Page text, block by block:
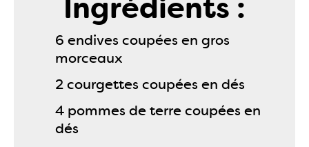
Ingrédients :
6 endives coupées en gros
morceaux
2 courgettes coupées en dés
4 pommes de terre coupées en
dés